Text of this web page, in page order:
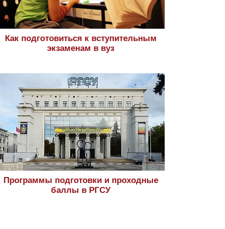
Как подготовиться к вступительным
экзаменам в вуз
Программы подготовки и проходные
баллы в РГСУ